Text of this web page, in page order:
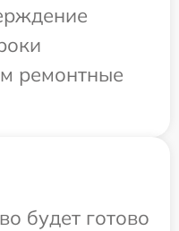
ремонтные
будет готово